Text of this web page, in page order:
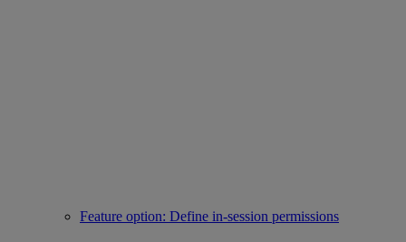
Feature option: Define in-session permissions